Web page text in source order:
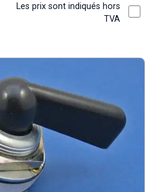
Les prix sont indiqués hors
TVA